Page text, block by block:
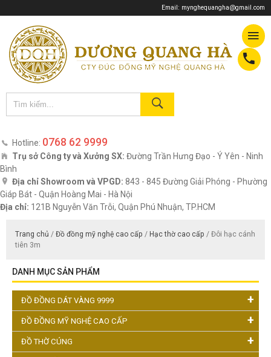
Email: mynghequangha@gmail.com
Hotline: 0768 62 9999
Trụ sở Công ty và Xưởng SX: Đường Trần Hưng Đạo - Ý Yên - Ninh
Bình
Địa chỉ Showroom và VPGD: 843 - 845 Đường Giải Phóng - Phường
Giáp Bát - Quận Hoàng Mai - Hà Nội
Địa chỉ: 121B Nguyễn Văn Trỗi, Quận Phú Nhuận, TP.HCM
Trang chủ / Đồ đồng mỹ nghệ cao cấp / Hạc thờ cao cấp / Đôi hạc cánh
tiên 3m
DANH MỤC SẢN PHẨM
ĐỒ ĐỒNG DÁT VÀNG 9999
ĐỒ ĐỒNG MỸ NGHỆ CAO CẤP
ĐỒ THỜ CÚNG